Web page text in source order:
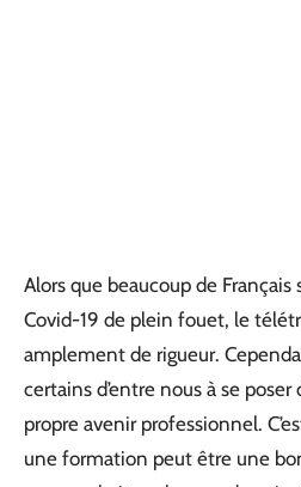
Alors que beaucoup de Français
Covid-19 de plein fouet, le
amplement de rigueur.
certains d’entre nous à se
propre avenir professionnel.
une formation peut être une